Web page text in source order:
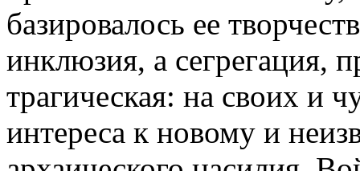
базировалось ее
инклюзия, а сегрегация,
трагическая: на своих и
интереса к новому и